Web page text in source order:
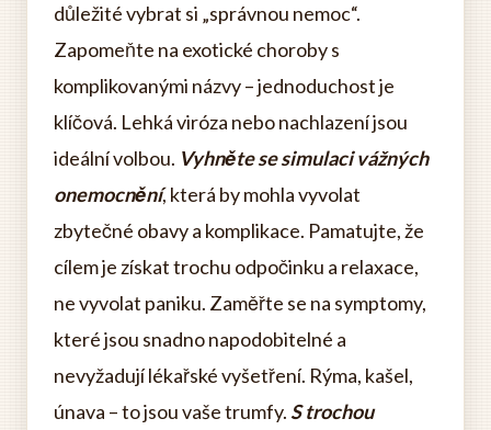
důležité vybrat si „správnou nemoc“.
Zapomeňte na exotické choroby s
komplikovanými názvy – jednoduchost je
klíčová. Lehká viróza nebo nachlazení jsou
ideální volbou. Vyhněte se simulaci vážných
onemocnění, která by mohla vyvolat
zbytečné obavy a komplikace. Pamatujte, že
cílem je získat trochu odpočinku a relaxace,
ne vyvolat paniku. Zaměřte se na symptomy,
které jsou snadno napodobitelné a
nevyžadují lékařské vyšetření. Rýma, kašel,
únava – to jsou vaše trumfy. S trochou